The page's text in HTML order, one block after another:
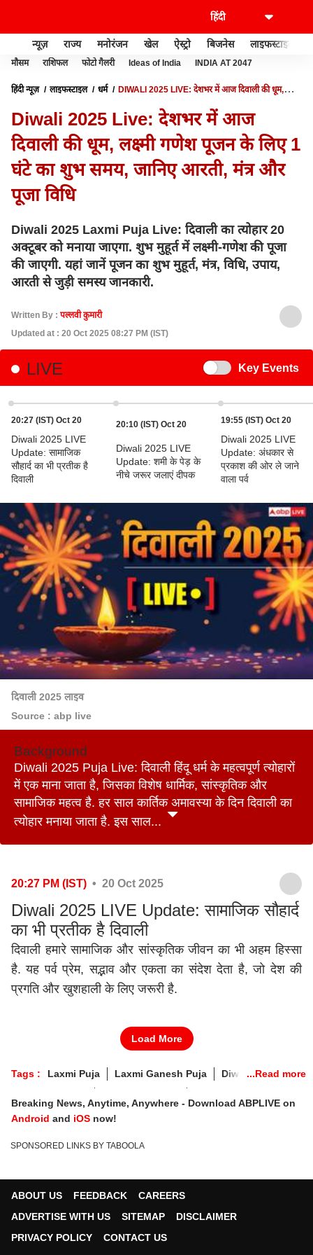
न्यूज़ राज्य मनोरंजन खेल ऐस्ट्रो बिजनेस लाइफस्टाइल
मौसम राशिफल फोटो गैलरी Ideas of India INDIA AT 2047
हिंदी न्यूज़ लाइफस्टाइल धर्म
DIWALI 2025 LIVE: देशभर में आज दिवाली की धूम,
Diwali 2025 Live: देशभर में आज
दिवाली की धूम, लक्ष्मी गणेश पूजन के लिए 1
घंटे का शुभ समय, जानिए आरती, मंत्र और
पूजा विधि
Diwali 2025 Laxmi Puja Live: दिवाली का त्योहार 20
अक्टूबर को मनाया जाएगा. शुभ मुहूर्त में लक्ष्मी-गणेश की पूजा
की जाएगी. यहां जानें पूजन का शुभ मुहूर्त, मंत्र, विधि, उपाय,
आरती से जुड़ी समस्य जानकारी.
Written By : पल्लवी कुमारी
Updated at : 20 Oct 2025 08:27 PM (IST)
LIVE Key Events
20:27 (IST) Oct 20
Diwali 2025 LIVE
Update: सामाजिक
सौहार्द का भी प्रतीक है
दिवाली
20:10 (IST) Oct 20
Diwali 2025 LIVE
Update: शमी के पेड़ के
नीचे जरूर जलाएं दीपक
19:55 (IST) Oct 20
Diwali 2025 LIVE
Update: अंधकार से
प्रकाश की ओर ले जाने
वाला पर्व
दिवाली 2025 लाइव
Source : abp live
Background
Diwali 2025 Puja Live: दिवाली हिंदू धर्म के महत्वपूर्ण त्योहारों
में एक माना जाता है, जिसका विशेष धार्मिक, सांस्कृतिक और
सामाजिक महत्व है. हर साल कार्तिक अमावस्या के दिन दिवाली का
त्योहार मनाया जाता है. इस साल...
20:27 PM (IST) • 20 Oct 2025
Diwali 2025 LIVE Update: सामाजिक सौहार्द
का भी प्रतीक है दिवाली
दिवाली हमारे सामाजिक और सांस्कृतिक जीवन का भी अहम हिस्सा
है. यह पर्व प्रेम, सद्भाव और एकता का संदेश देता है, जो देश की
प्रगति और खुशहाली के लिए जरूरी है.
Load More
Tags : Laxmi Puja Laxmi Ganesh Puja
Diwali 2025
Deepavali Ganesh Laxmi Pooja
Breaking News, Anytime, Anywhere - Download ABPLIVE on
Android and iOS now!
SPONSORED LINKS BY TABOOLA
ABOUT US FEEDBACK
CAREERS
ADVERTISE WITH US
SITEMAP
DISCLAIMER
PRIVACY POLICY
CONTACT US